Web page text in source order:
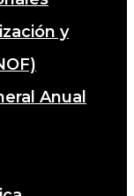
y
Anual